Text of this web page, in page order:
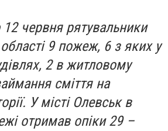
червня рятувальники
9 пожеж, 6 з яких у
2 в житловому
сміття на
У місті Олевськ в
отримав опіки 29 –